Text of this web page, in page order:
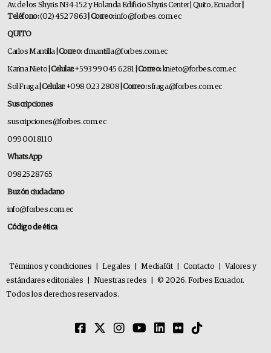
Av. de los Shyris N34-152 y Holanda Edificio Shyris Center | Quito, Ecuador
Teléfono:(02) 452 7863 | Correo:info@forbes.com.ec
QUITO
Carlos Mantilla | Correo:cfmantilla@forbes.com.ec
Karina Nieto | Celular:+593 99 045 6281 | Correo:knieto@forbes.com.ec
Sol Fraga| Celular:+098 023 2808 | Correo:sfraga@forbes.com.ec
Suscripciones
suscripciones@forbes.com.ec
099 001 8110
WhatsApp
0982528765
Buzón ciudadano
info@forbes.com.ec
Código de ética
Términos y condiciones Legales MediaKit Contacto
Valores y
estándares editoriales
Nuestras redes
© 2026. Forbes Ecuador.
Todos los derechos reservados.